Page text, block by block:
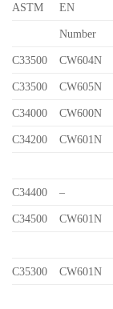
ASTM EN
Number
C33500 CW604N
C33500 CW605N
C34000 CW600N
C34200 CW601N
C34400 –
C34500 CW601N
C35300 CW601N